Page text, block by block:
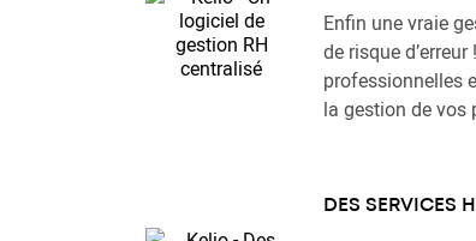
Enfin une vraie
de risque
professionnelles
la gestion de vos
DES SERVICES